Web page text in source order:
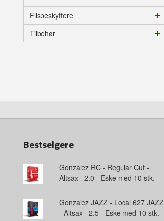
Flisbeskyttere
Tilbehør
Bestselgere
Gonzalez RC - Regular Cut -
Altsax - 2.0 - Eske med 10 stk.
Gonzalez JAZZ - Local 627 JAZZ
- Altsax - 2.5 - Eske med 10 stk.